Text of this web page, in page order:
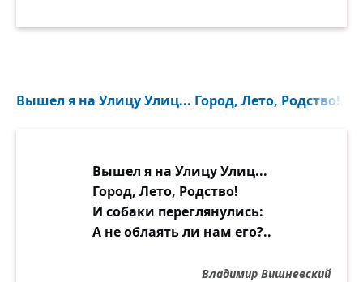
Вышел я на Улицу Улиц... Город, Лето, Родство!..
Вышел я на Улицу Улиц...
Город, Лето, Родство!
И собаки переглянулись:
А не облаять ли нам его?..
Владимир Вишневский